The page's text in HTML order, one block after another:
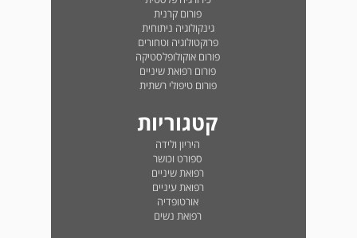
פורום קרנית
גינקולוגיה ניתוחית
פרוקטולוגיה וטחורים
פורום אוקולופלסטיקה
פורום רפואת שיניים
פורום טיפולי רשתית
קטגוריות
היריון ולידה
ספורט וכושר
רפואת שיניים
רפואת עיניים
אורטופדיה
רפואת נשים